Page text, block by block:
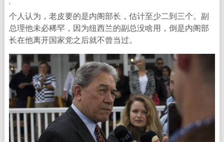
·
个人认为，老皮要的是内阁部长，估计至少二到三个。副
总理他未必稀罕，因为纽西兰的副总没啥用，倒是内阁部
长在他离开国家党之后就不曾当过。